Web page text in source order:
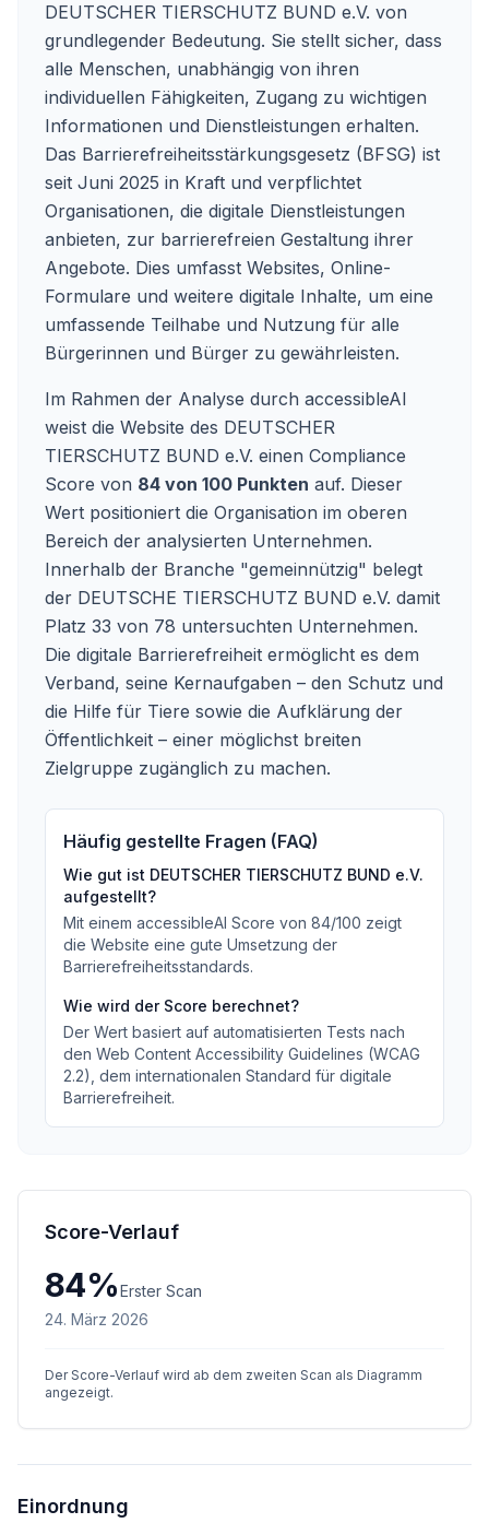
DEUTSCHER TIERSCHUTZ BUND e.V. von
grundlegender Bedeutung. Sie stellt sicher, dass
alle Menschen, unabhängig von ihren
individuellen Fähigkeiten, Zugang zu wichtigen
Informationen und Dienstleistungen erhalten.
Das Barrierefreiheitsstärkungsgesetz (BFSG) ist
seit Juni 2025 in Kraft und verpflichtet
Organisationen, die digitale Dienstleistungen
anbieten, zur barrierefreien Gestaltung ihrer
Angebote. Dies umfasst Websites, Online-
Formulare und weitere digitale Inhalte, um eine
umfassende Teilhabe und Nutzung für alle
Bürgerinnen und Bürger zu gewährleisten.
Im Rahmen der Analyse durch accessibleAI
weist die Website des DEUTSCHER
TIERSCHUTZ BUND e.V. einen Compliance
Score von 84 von 100 Punkten auf. Dieser
Wert positioniert die Organisation im oberen
Bereich der analysierten Unternehmen.
Innerhalb der Branche "gemeinnützig" belegt
der DEUTSCHE TIERSCHUTZ BUND e.V. damit
Platz 33 von 78 untersuchten Unternehmen.
Die digitale Barrierefreiheit ermöglicht es dem
Verband, seine Kernaufgaben – den Schutz und
die Hilfe für Tiere sowie die Aufklärung der
Öffentlichkeit – einer möglichst breiten
Zielgruppe zugänglich zu machen.
Häufig gestellte Fragen (FAQ)
Wie gut ist DEUTSCHER TIERSCHUTZ BUND e.V.
aufgestellt?
Mit einem accessibleAI Score von 84/100 zeigt
die Website eine gute Umsetzung der
Barrierefreiheitsstandards.
Wie wird der Score berechnet?
Der Wert basiert auf automatisierten Tests nach
den Web Content Accessibility Guidelines (WCAG
2.2), dem internationalen Standard für digitale
Barrierefreiheit.
Score-Verlauf
84%Erster Scan
24. März 2026
Der Score-Verlauf wird ab dem zweiten Scan als Diagramm
angezeigt.
Einordnung